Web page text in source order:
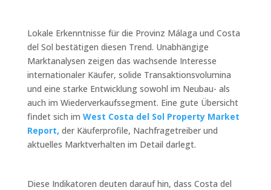
Lokale Erkenntnisse für die Provinz Málaga und Costa
del Sol bestätigen diesen Trend. Unabhängige
Marktanalysen zeigen das wachsende Interesse
internationaler Käufer, solide Transaktionsvolumina
und eine starke Entwicklung sowohl im Neubau- als
auch im Wiederverkaufssegment. Eine gute Übersicht
findet sich im West Costa del Sol Property Market
Report, der Käuferprofile, Nachfragetreiber und
aktuelles Marktverhalten im Detail darlegt.
Diese Indikatoren deuten darauf hin, dass Costa del